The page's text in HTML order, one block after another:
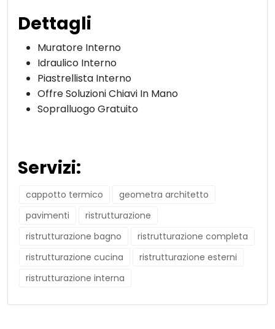
Dettagli
Muratore Interno
Idraulico Interno
Piastrellista Interno
Offre Soluzioni Chiavi In Mano
Sopralluogo Gratuito
Servizi:
cappotto termico
geometra architetto
pavimenti
ristrutturazione
ristrutturazione bagno
ristrutturazione completa
ristrutturazione cucina
ristrutturazione esterni
ristrutturazione interna